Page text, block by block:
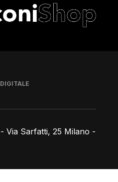
Via Sarfatti, 25 Milano -